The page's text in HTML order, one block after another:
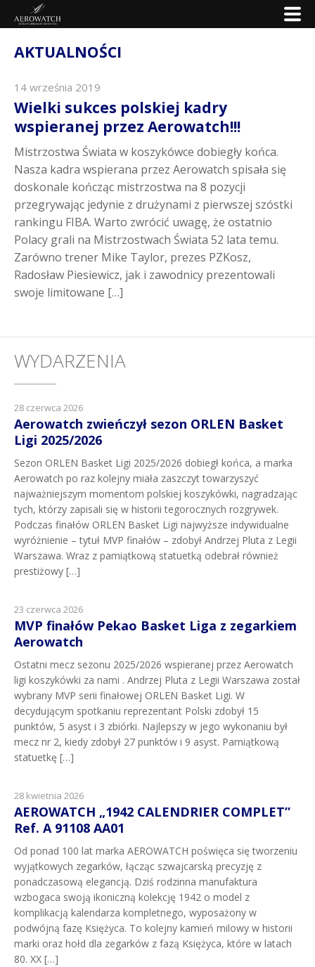
AKTUALNOŚCI
14 września 2019
Wielki sukces polskiej kadry
wspieranej przez Aerowatch!!!
Mistrzostwa Świata w koszykówce dobiegły końca.
Nasza kadra wspierana przez Aerowatch spisała się
doskonale kończąc mistrzostwa na 8 pozycji
przegrywając jedynie z drużynami z pierwszej szóstki
rankingu FIBA. Warto zwrócić uwagę, że ostatnio
Polacy grali na Mistrzostwach Świata 52 lata temu.
Zarówno trener Mike Taylor, prezes PZKosz,
Radosław Piesiewicz, jak i zawodnicy prezentowali
swoje limitowane […]
WYDARZENIA
28 czerwca 2026
Aerowatch zwieńczył sezon ORLEN Basket
Ligi 2025/2026
Sezon ORLEN Basket Ligi 2025/2026 dobiegł końca, a marka
Aerowatch po raz kolejny miała zaszczyt towarzyszyć
najważniejszym momentom polskiej koszykówki, nagradzając
tych, którzy zapisali się w historii tegorocznych rozgrywek.
Podczas finałów ORLEN Basket Ligi najwyższe indywidualne
wyróżnienie – tytuł MVP finałów – zdobył Andrzej Pluta z Legii
Warszawa. Wraz z pamiątkową statuetką odebrał również
prestiżowy […]
23 czerwca 2026
MVP finałów Pekao Basket Liga z zegarkiem
Aerowatch
Ostatni mecz sezonu 2025/2026 wspieranej przez Aerowatch
ligi koszykówki za nami . Andrzej Pluta z Legii Warszawa został
wybrany MVP serii finałowej ORLEN Basket Ligi. W
decydującym spotkaniu reprezentant Polski zdobył 15
punktów, 5 asyst i 3 zbiórki. Najlepszy w jego wykonaniu był
mecz nr 2, kiedy zdobył 27 punktów i 9 asyst. Pamiątkową
statuetkę […]
28 kwietnia 2026
AEROWATCH „1942 CALENDRIER COMPLET”
Ref. A 91108 AA01
Od ponad 100 lat marka AEROWATCH poświęca się tworzeniu
wyjątkowych zegarków, łącząc szwajcarską precyzję z
ponadczasową elegancją. Dziś rodzinna manufaktura
wzbogaca swoją ikoniczną kolekcję 1942 o model z
komplikacją kalendarza kompletnego, wyposażony w
podwójną fazę Księżyca. To kolejny kamień milowy w historii
marki oraz hołd dla zegarków z fazą Księżyca, które w latach
80. XX […]